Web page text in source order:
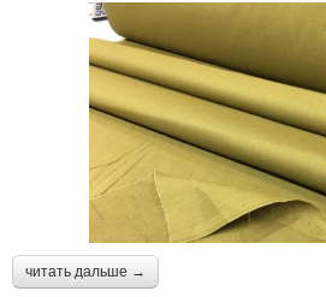
читать дальше →